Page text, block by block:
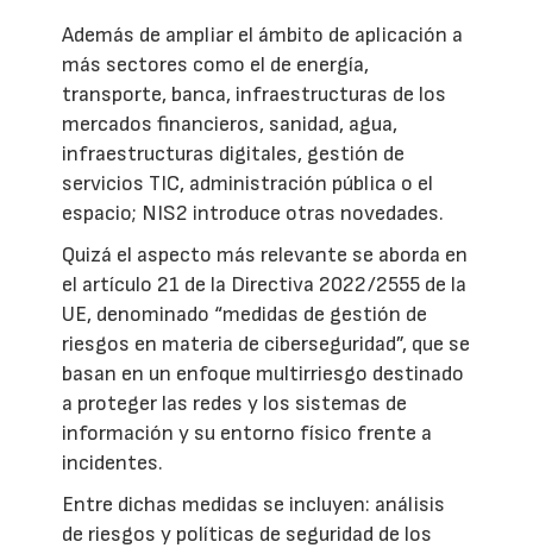
Además de ampliar el ámbito de aplicación a
más sectores como el de energía,
transporte, banca, infraestructuras de los
mercados financieros, sanidad, agua,
infraestructuras digitales, gestión de
servicios TIC, administración pública o el
espacio; NIS2 introduce otras novedades.
Quizá el aspecto más relevante se aborda en
el artículo 21 de la Directiva 2022/2555 de la
UE, denominado “medidas de gestión de
riesgos en materia de ciberseguridad”, que se
basan en un enfoque multirriesgo destinado
a proteger las redes y los sistemas de
información y su entorno físico frente a
incidentes.
Entre dichas medidas se incluyen: análisis
de riesgos y políticas de seguridad de los